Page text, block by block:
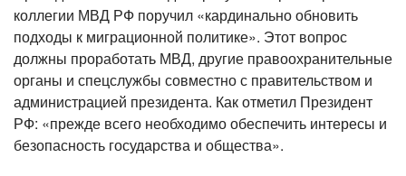
коллегии МВД РФ поручил «кардинально обновить
подходы к миграционной политике». Этот вопрос
должны проработать МВД, другие правоохранительные
органы и спецслужбы совместно с правительством и
администрацией президента. Как отметил Президент
РФ: «прежде всего необходимо обеспечить интересы и
безопасность государства и общества».